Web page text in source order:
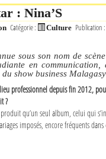
: Nina’S
Catégorie : Culture Publication :
sous son nom de
en communication,
show business
professionnel depuis fin 2012,
?
produit qu’un seul album, celui qui
imposés, encore fréquents